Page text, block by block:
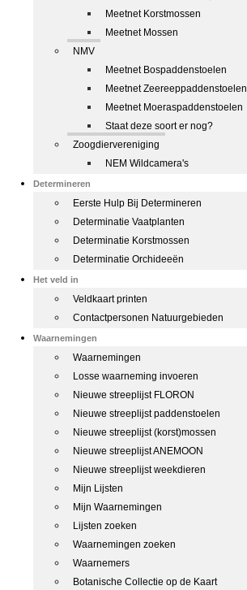
Meetnet Korstmossen
Meetnet Mossen
NMV
Meetnet Bospaddenstoelen
Meetnet Zeereeppaddenstoelen
Meetnet Moeraspaddenstoelen
Staat deze soort er nog?
Zoogdiervereniging
NEM Wildcamera's
Determineren
Eerste Hulp Bij Determineren
Determinatie Vaatplanten
Determinatie Korstmossen
Determinatie Orchideeën
Het veld in
Veldkaart printen
Contactpersonen Natuurgebieden
Waarnemingen
Waarnemingen
Losse waarneming invoeren
Nieuwe streeplijst FLORON
Nieuwe streeplijst paddenstoelen
Nieuwe streeplijst (korst)mossen
Nieuwe streeplijst ANEMOON
Nieuwe streeplijst weekdieren
Mijn Lijsten
Mijn Waarnemingen
Lijsten zoeken
Waarnemingen zoeken
Waarnemers
Botanische Collectie op de Kaart